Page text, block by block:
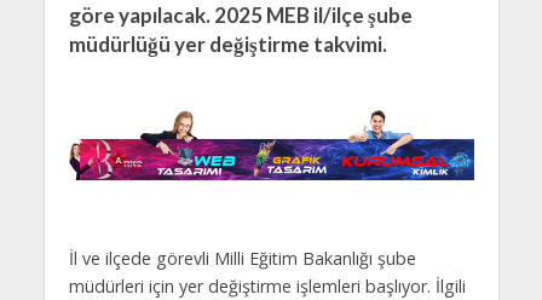
göre yapılacak. 2025 MEB il/ilçe şube
müdürlüğü yer değiştirme takvimi.
İl ve ilçede görevli Milli Eğitim Bakanlığı şube
müdürleri için yer değiştirme işlemleri başlıyor. İlgili